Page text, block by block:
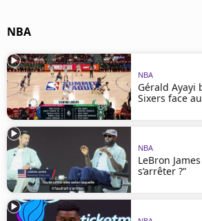
NBA
NBA
Gérald Ayayi
Sixers face
NBA
LeBron
s’arrêter ?”